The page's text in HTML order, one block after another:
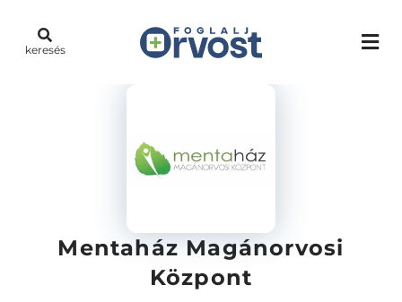
keresés
Mentaház Magánorvosi
Központ